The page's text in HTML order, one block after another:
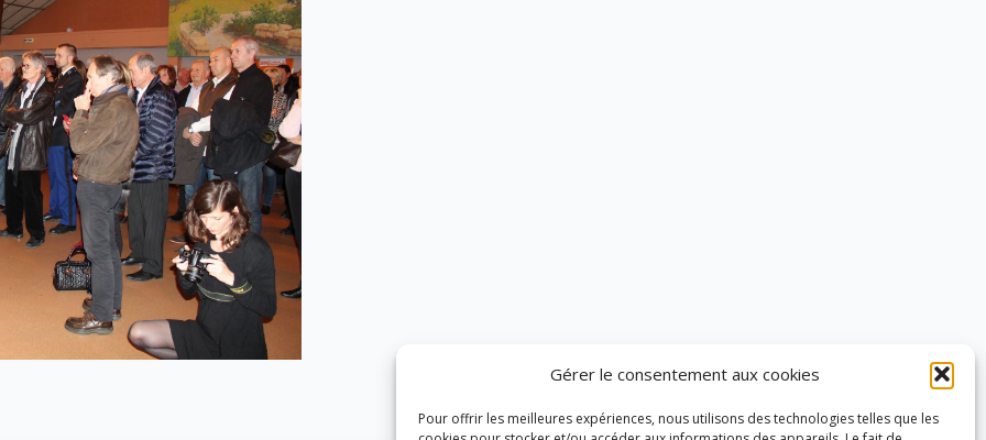
Gérer le consentement aux cookies
Pour offrir les meilleures expériences, nous utilisons des technologies telles que les